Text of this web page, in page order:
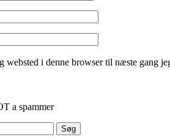
websted i denne browser til næste gang
a spammer